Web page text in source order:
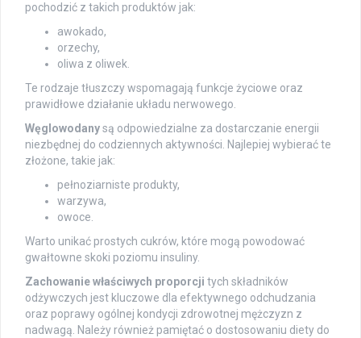
pochodzić z takich produktów jak:
awokado,
orzechy,
oliwa z oliwek.
Te rodzaje tłuszczy wspomagają funkcje życiowe oraz
prawidłowe działanie układu nerwowego.
Węglowodanysą odpowiedzialne za dostarczanie energii
niezbędnej do codziennych aktywności. Najlepiej wybierać te
złożone, takie jak:
pełnoziarniste produkty,
warzywa,
owoce.
Warto unikać prostych cukrów, które mogą powodować
gwałtowne skoki poziomu insuliny.
Zachowanie właściwych proporcji tych składników
odżywczych jest kluczowe dla efektywnego odchudzania
oraz poprawy ogólnej kondycji zdrowotnej mężczyzn z
nadwagą. Należy również pamiętać o dostosowaniu diety do